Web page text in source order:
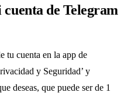
de Telegram
tu cuenta en la app de
y Seguridad’ y
deseas, que puede ser de 1